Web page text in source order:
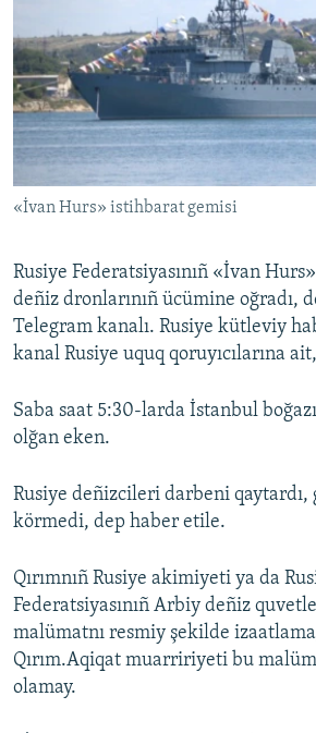
FİKİR
Русский
Українською
QOŞULIÑIZ!
RFE/RS bütün saytları
«İvan Hurs» istihbarat gemisi
Rusiye Federatsiyasınıñ «İvan
deñiz dronlarınıñ ücümine oğradı,
Telegram kanalı. Rusiye kütleviy
kanal Rusiye uquq qoruyıcılarına
Saba saat 5:30-larda İstanbul
olğan eken.
Rusiye deñizcileri darbeni qaytardı,
körmedi, dep haber etile.
Qırımnıñ Rusiye akimiyeti ya da
Federatsiyasınıñ Arbiy deñiz
malümatnı resmiy şekilde
Qırım.Aqiqat muarririyeti bu
olamay.